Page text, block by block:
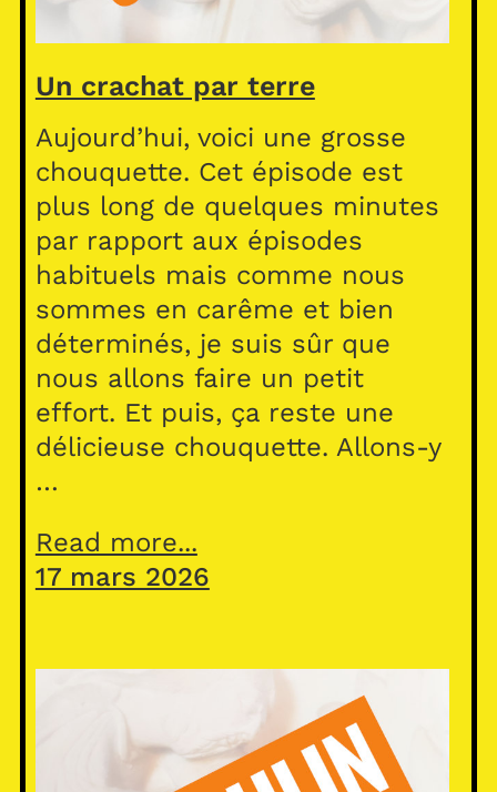
Un crachat par terre
Aujourd’hui, voici une grosse
chouquette. Cet épisode est
plus long de quelques minutes
par rapport aux épisodes
habituels mais comme nous
sommes en carême et bien
déterminés, je suis sûr que
nous allons faire un petit
effort. Et puis, ça reste une
délicieuse chouquette. Allons-y
…
Read more...
17 mars 2026